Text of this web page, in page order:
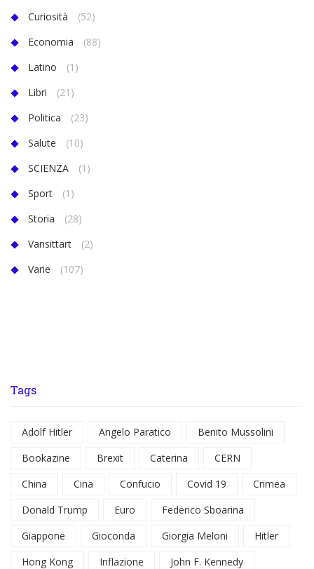
Curiosità
(52)
Economia
(88)
Latino
(1)
Libri
(21)
Politica
(23)
Salute
(10)
SCIENZA
(1)
Sport
(1)
Storia
(28)
Vansittart
(2)
Varie
(107)
Tags
Adolf Hitler Angelo Paratico
Benito Mussolini
Bookazine
Brexit Caterina
CERN
China
Cina Confucio Covid 19
Crimea
Donald Trump
Euro
Federico Sboarina
Giappone
Gioconda Giorgia Meloni
Hitler
Hong Kong
Inflazione
John F. Kennedy